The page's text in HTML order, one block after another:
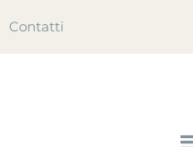
Contatti